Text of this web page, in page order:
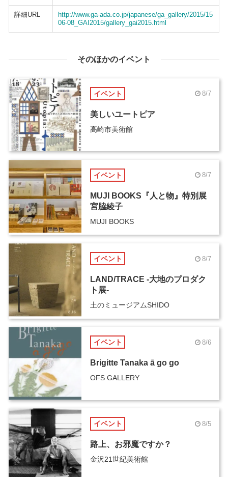
詳細URL
http://www.ga-ada.co.jp/japanese/ga_gallery/2015/15
06-08_GAI2015/gallery_gai2015.html
そのほかのイベント
イベント 8/7
美しいユートピア
高崎市美術館
イベント 8/7
MUJI BOOKS『人と物』特別展
宮脇綾子
MUJI BOOKS
イベント 8/7
LAND/TRACE -大地のプロダク
ト展-
土のミュージアムSHIDO
イベント 8/6
Brigitte Tanaka ā go go
OFS GALLERY
イベント 8/5
路上、お邪魔ですか？
金沢21世紀美術館